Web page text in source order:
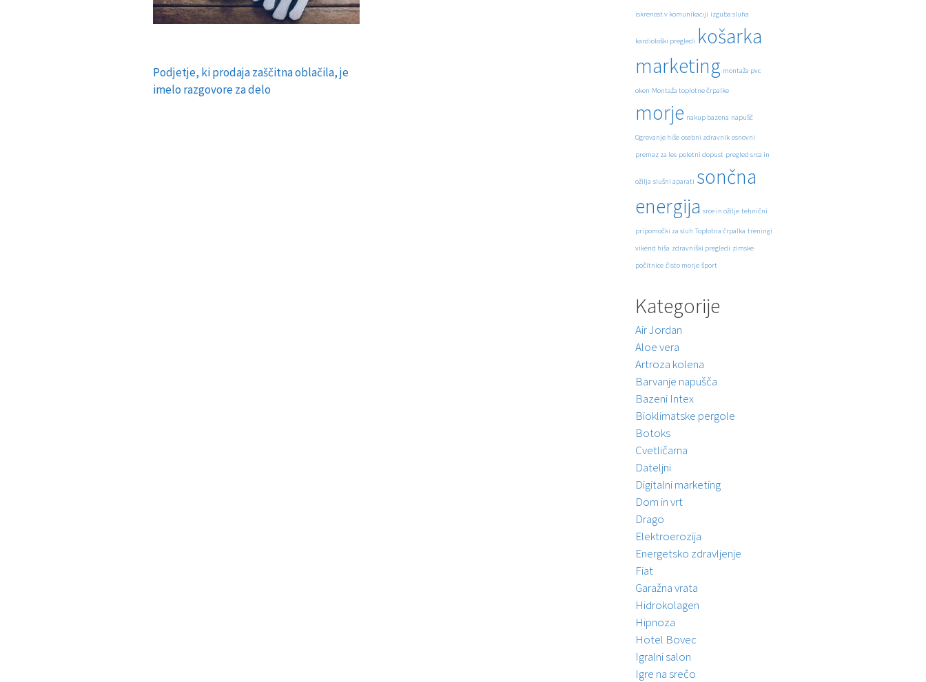
Navigacija
Podjetje, ki prodaja zaščitna oblačila, je
imelo razgovore za delo
iskrenost v komunikaciji izguba sluha
kardiološki pregledi košarka
marketing montaža pvc
oken Montaža toplotne črpalke
morje nakup bazena napušč
Ogrevanje hiše osebni zdravnik osnovni
premaz za les poletni dopust pregled srca in
ožilja slušni aparati sončna
energija srce in ožilje tehnični
pripomočki za sluh Toplotna črpalka treningi
vikend hiša zdravniški pregledi zimske
počitnice čisto morje šport
Kategorije
Air Jordan
Aloe vera
Artroza kolena
Barvanje napušča
Bazeni Intex
Bioklimatske pergole
Botoks
Cvetličarna
Dateljni
Digitalni marketing
Dom in vrt
Drago
Elektroerozija
Energetsko zdravljenje
Fiat
Garažna vrata
Hidrokolagen
Hipnoza
Hotel Bovec
Igralni salon
Igre na srečo